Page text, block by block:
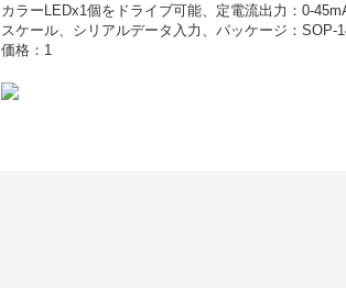
カラーLEDx1個をドライブ可能、定電流出力：0-
スケール、シリアルデータ入力、パッケージ：SOP-
価格：1